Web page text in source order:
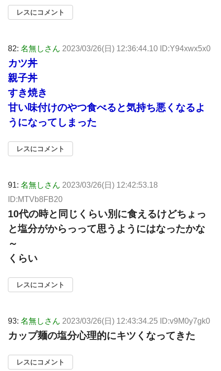
レスにコメント
82: 名無しさん 2023/03/26(日) 12:36:44.10 ID:Y94xwx5x0
カツ丼
親子丼
すき焼き
甘い味付けのやつ食べると気持ち悪くなるよ
うになってしまった
レスにコメント
91: 名無しさん 2023/03/26(日) 12:42:53.18
ID:MTVb8FB20
10代の時と同じくらい別に食えるけどちょっ
と塩分がからっって思うようにはなったかな
～
くらい
レスにコメント
93: 名無しさん 2023/03/26(日) 12:43:34.25 ID:v9M0y7gk0
カップ麺の塩分心理的にキツくなってきた
レスにコメント